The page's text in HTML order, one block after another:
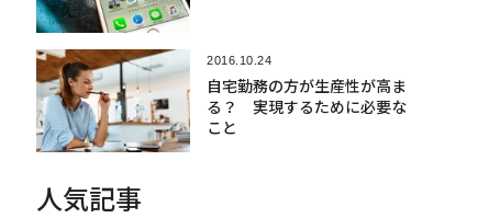
2016.10.24
自宅勤務の方が生産性が高ま
る？ 実現するために必要な
こと
人気記事